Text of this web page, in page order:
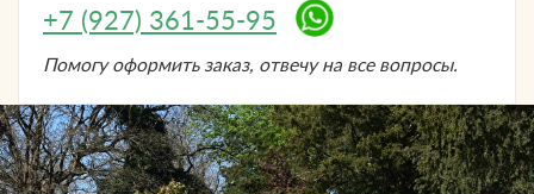
+7 (927) 361-55-95
Помогу оформить заказ, отвечу на все вопросы.